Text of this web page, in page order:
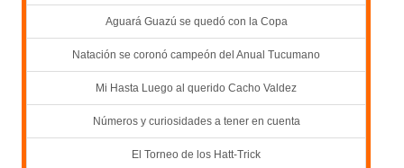
Aguará Guazú se quedó con la Copa
Natación se coronó campeón del Anual Tucumano
Mi Hasta Luego al querido Cacho Valdez
Números y curiosidades a tener en cuenta
El Torneo de los Hatt-Trick